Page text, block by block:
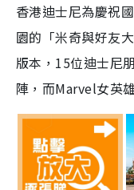
香港迪士尼為慶祝
園的「米奇與好友
版本，15位迪士尼
陣，而Marvel女英